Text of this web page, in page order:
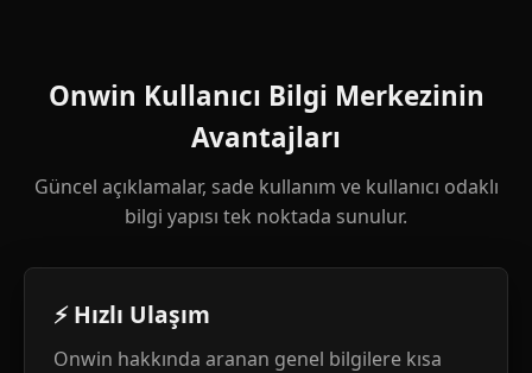
Onwin Kullanıcı Bilgi Merkezinin
Avantajları
Güncel açıklamalar, sade kullanım ve kullanıcı odaklı
bilgi yapısı tek noktada sunulur.
⚡ Hızlı Ulaşım
Onwin hakkında aranan genel bilgilere kısa